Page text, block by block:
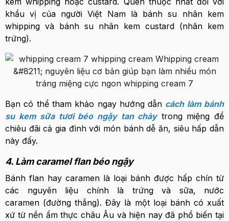
khẩu vị của người Việt Nam là bánh su nhân kem
whipping và bánh su nhân kem custard (nhân kem
trứng).
Bạn có thể tham khảo ngay hướng dẫn cách làm bánh
su kem sữa tươi béo ngậy tan chảytrong miệng để
chiêu đãi cả gia đình với món bánh dễ ăn, siêu hấp dẫn
này đấy.
4. Làm caramel flan béo ngậy
Bánh flan hay caramen là loại bánh được hấp chín từ
các nguyên liệu chính là trứng và sữa, nước
caramen (đường thắng). Đây là một loại bánh có xuất
xứ từ nền ẩm thực châu Âu và hiện nay đã phổ biến tại